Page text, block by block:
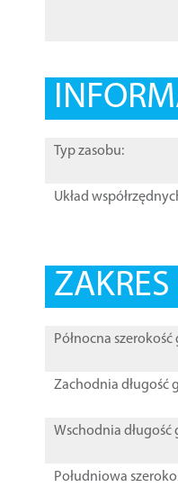
Typ zasobu:
Układ
Północna
Zachodnia długość
Wschodnia długość
Południowa